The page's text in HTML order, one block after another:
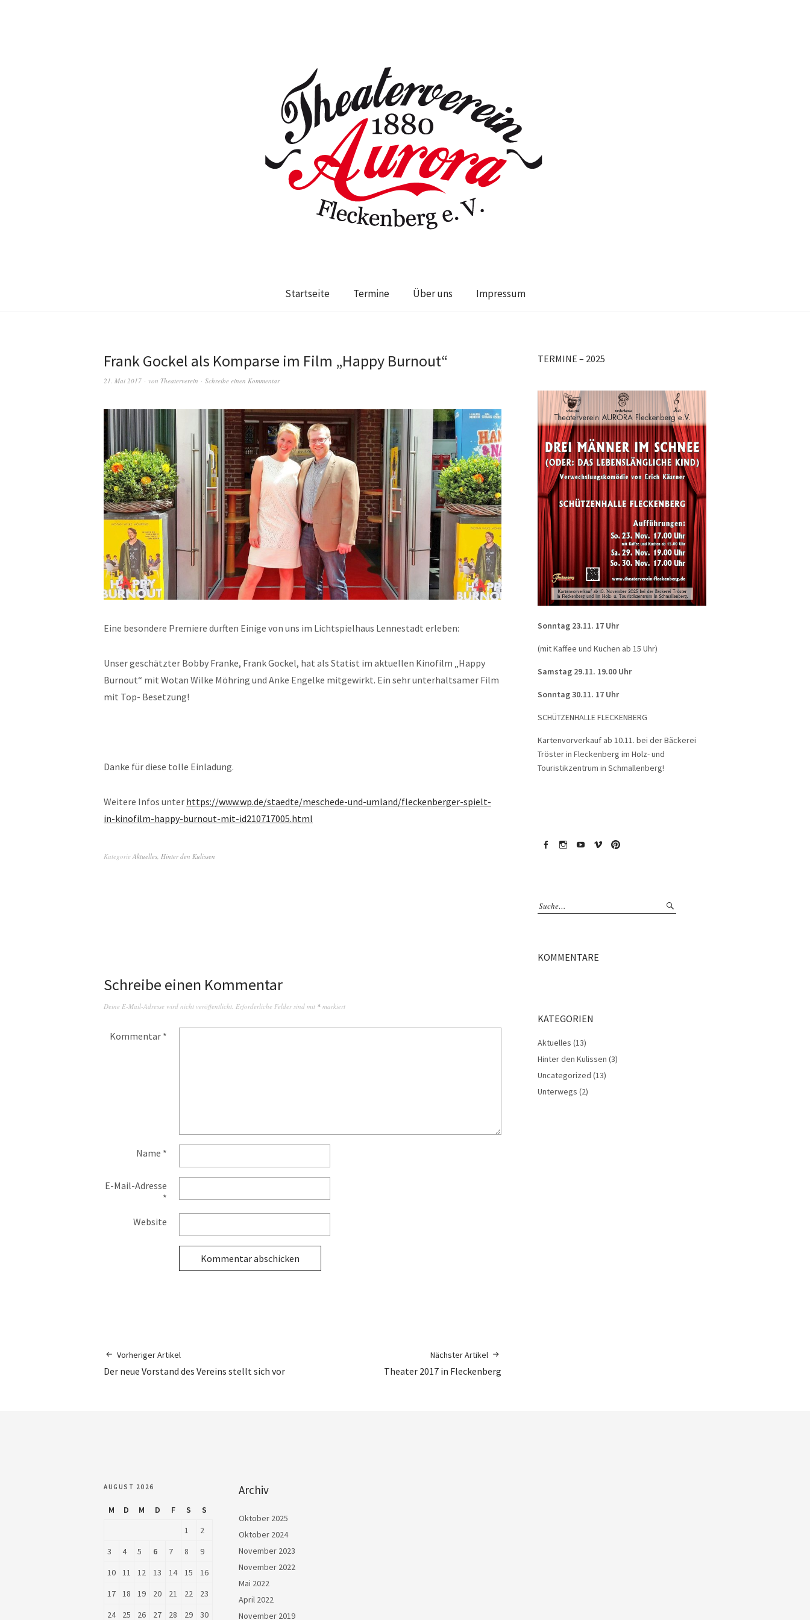
Startseite Termine Über uns Impressum
Frank Gockel als Komparse im Film „Happy Burnout“
21. Mai 2017 von Theaterverein Schreibe einen Kommentar
Eine besondere Premiere durften Einige von uns im Lichtspielhaus Lennestadt erleben:
Unser geschätzter Bobby Franke, Frank Gockel, hat als Statist im aktuellen Kinofilm „Happy
Burnout“ mit Wotan Wilke Möhring und Anke Engelke mitgewirkt. Ein sehr unterhaltsamer Film
mit Top- Besetzung!
Danke für diese tolle Einladung.
Weitere Infos unter https://www.wp.de/staedte/meschede-und-umland/fleckenberger-spielt-
in-kinofilm-happy-burnout-mit-id210717005.html
Kategorie Aktuelles Hinter den Kulissen
Schreibe einen Kommentar
Deine E-Mail-Adresse wird nicht veröffentlicht. Erforderliche Felder sind mit * markiert
Kommentar *
Name *
E-Mail-Adresse
*
Website
Vorheriger Artikel
Der neue Vorstand des Vereins stellt sich vor
Nächster Artikel
Theater 2017 in Fleckenberg
TERMINE – 2025
Sonntag 23.11. 17 Uhr
(mit Kaffee und Kuchen ab 15 Uhr)
Samstag 29.11. 19.00 Uhr
Sonntag 30.11. 17 Uhr
SCHÜTZENHALLE FLECKENBERG
Kartenvorverkauf ab 10.11. bei der Bäckerei
Tröster in Fleckenberg im Holz- und
Touristikzentrum in Schmallenberg!
KOMMENTARE
KATEGORIEN
Aktuelles (13)
Hinter den Kulissen (3)
Uncategorized (13)
Unterwegs (2)
AUGUST 2026
M D M D F S
S
1
2
3
4 5 6 7 8
9
10
11 12 13 14 15
16
17
18 19 20 21 22
23
24
25 26 27 28 29 30
Archiv
Oktober 2025
Oktober 2024
November 2023
November 2022
Mai 2022
April 2022
November 2019